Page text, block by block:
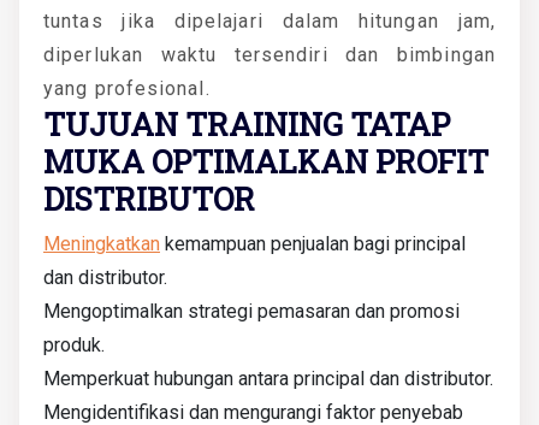
tuntas jika dipelajari dalam hitungan jam,
diperlukan waktu tersendiri dan bimbingan
yang profesional.
TUJUAN TRAINING TATAP
MUKA OPTIMALKAN PROFIT
DISTRIBUTOR
Meningkatkan kemampuan penjualan bagi principal
dan distributor.
Mengoptimalkan strategi pemasaran dan promosi
produk.
Memperkuat hubungan antara principal dan distributor.
Mengidentifikasi dan mengurangi faktor penyebab